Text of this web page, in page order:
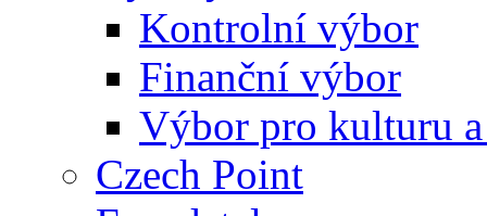
Kontrolní výbor
Finanční výbor
Výbor pro kulturu
Czech Point